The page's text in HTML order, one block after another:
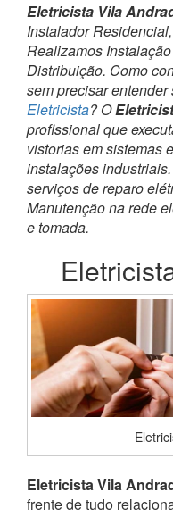
Eletricista Vila
Instalador
Realizamos
Distribuição. Como
sem precisar
Eletricista? O
profissional que
vistorias em sistemas
instalações
serviços de reparo
Manutenção na rede
e tomada.
Eletricista Vila
frente de tudo